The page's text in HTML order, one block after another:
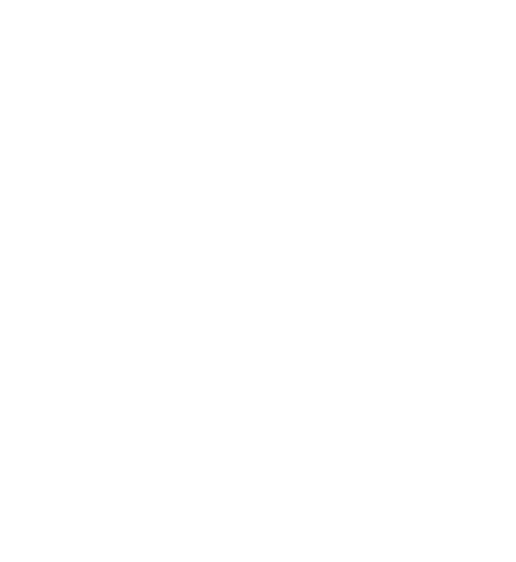
सेंटर ने अपनी लैब में कॉर्डिसेप्स प्रजाति का कॉर्डिसेप्स मिलिटेरिस